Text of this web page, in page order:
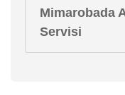
Mimarobada
Servisi